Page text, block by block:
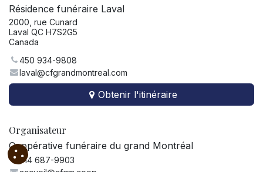
Résidence funéraire Laval
2000, rue Cunard
Laval QC H7S2G5
Canada
450 934-9808
laval@cfgrandmontreal.com
Obtenir l'itinéraire
Organisateur
Coopérative funéraire du grand Montréal
514 687-9903